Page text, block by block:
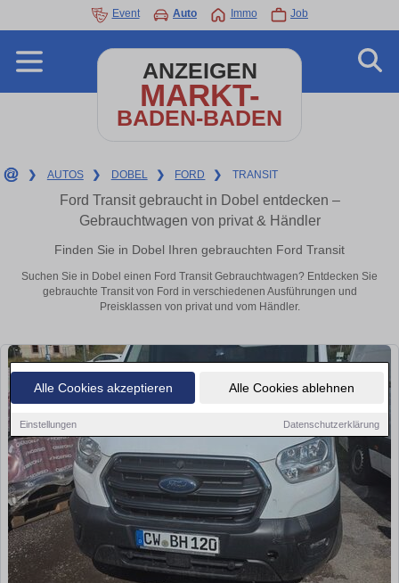
Alle Cookies akzeptieren Alle Cookies ablehnen
Einstellungen Datenschutzerklärung
Event Auto Immo Job
ANZEIGEN
MARKT-
BADEN-BADEN
❯ AUTOS ❯ DOBEL ❯ FORD ❯ TRANSIT
Ford Transit gebraucht in Dobel entdecken –
Gebrauchtwagen von privat & Händler
Finden Sie in Dobel Ihren gebrauchten Ford Transit
Suchen Sie in Dobel einen Ford Transit Gebrauchtwagen? Entdecken Sie
gebrauchte Transit von Ford in verschiedenen Ausführungen und
Preisklassen von privat und vom Händler.